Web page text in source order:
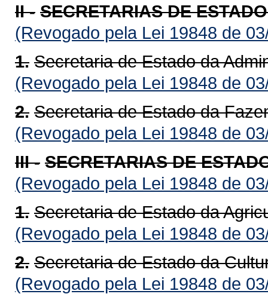
II - SECRETARIAS DE
(Revogado pela Lei 19848 de
1. Secretaria de Estado da
(Revogado pela Lei 19848 de
2. Secretaria de Estado da
(Revogado pela Lei 19848 de
III - SECRETARIAS DE
(Revogado pela Lei 19848 de
1. Secretaria de Estado da
(Revogado pela Lei 19848 de
2. Secretaria de Estado da
(Revogado pela Lei 19848 de